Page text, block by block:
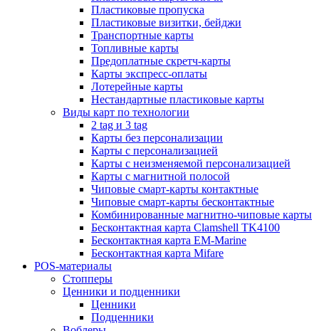
Пластиковые пропуска
Пластиковые визитки, бейджи
Транспортные карты
Топливные карты
Предоплатные скретч-карты
Карты экспресс-оплаты
Лотерейные карты
Нестандартные пластиковые карты
Виды карт по технологии
2 tag и 3 tag
Карты без персонализации
Карты с персонализацией
Карты с неизменяемой персонализацией
Карты с магнитной полосой
Чиповые смарт-карты контактные
Чиповые смарт-карты бесконтактные
Комбинированные магнитно-чиповые карты
Бесконтактная карта Clamshell TK4100
Бесконтактная карта EM-Marine
Бесконтактная карта Mifare
POS-материалы
Стопперы
Ценники и подценники
Ценники
Подценники